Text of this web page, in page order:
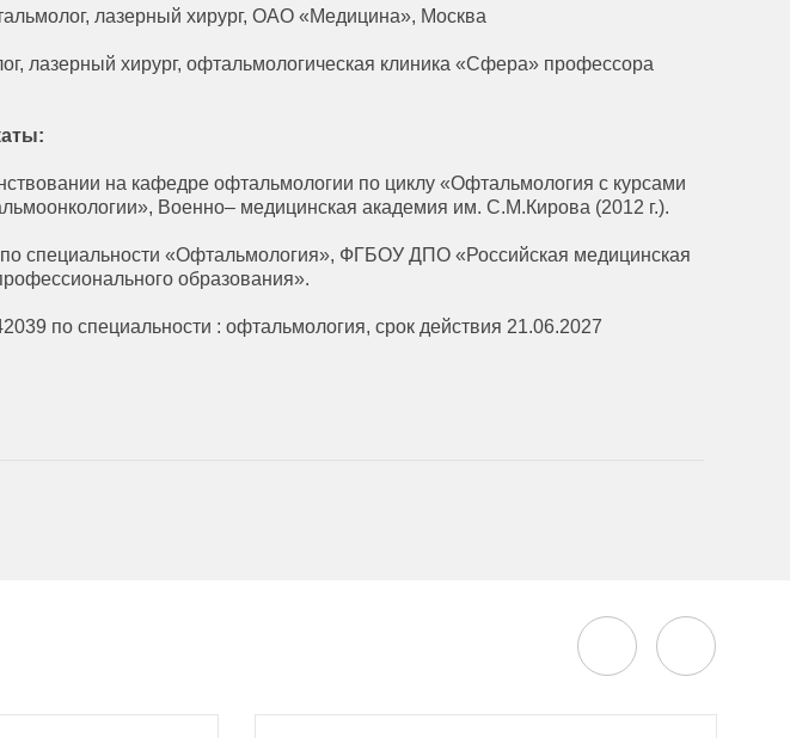
лазерный хирург, ОАО «Медицина», Москва
лазерный хирург, офтальмологическая клиника «Сфера» профессора
на кафедре офтальмологии по циклу «Офтальмология с курсами
Военно– медицинская академия им. С.М.Кирова (2012 г.).
специальности «Офтальмология», ФГБОУ ДПО «Российская медицинская
образования».
по специальности : офтальмология, срок действия 21.06.2027